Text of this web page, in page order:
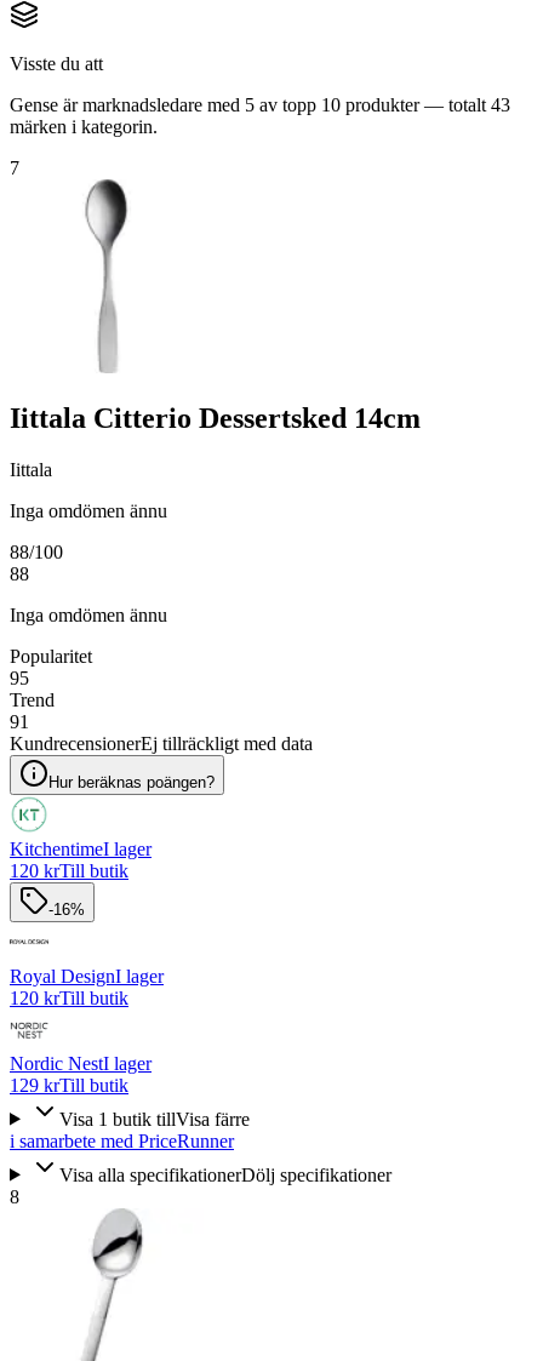
Visste du att
Gense är marknadsledare med 5 av topp 10 produkter — totalt 43
märken i kategorin.
7
Iittala Citterio Dessertsked 14cm
Iittala
Inga omdömen ännu
88/100
88
Inga omdömen ännu
Popularitet
95
Trend
91
KundrecensionerEj tillräckligt med data
Hur beräknas poängen?
KitchentimeI lager
120 krTill butik
-16%
Royal DesignI lager
120 krTill butik
Nordic NestI lager
129 krTill butik
Visa 1 butik tillVisa färre
i samarbete med PriceRunner
Visa alla specifikationerDölj specifikationer
8